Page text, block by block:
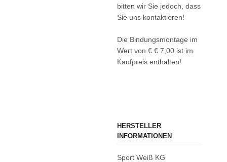
bitten wir Sie jedoch, dass
Sie uns kontaktieren!
Die Bindungsmontage im
Wert von € € 7,00 ist im
Kaufpreis enthalten!
HERSTELLER
INFORMATIONEN
Sport Weiß KG